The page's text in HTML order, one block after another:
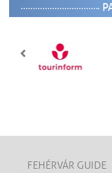
FEHÉRVÁR GUIDE